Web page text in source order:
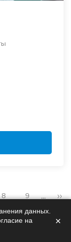
8 9 … ››
данных.
на
×